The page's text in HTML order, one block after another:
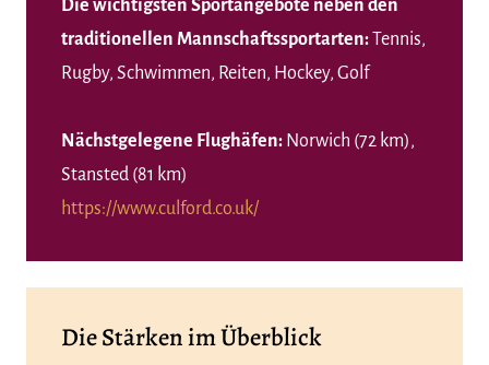
Die wichtigsten Sportangebote neben den
traditionellen Mannschaftssportarten:Tennis,
Rugby, Schwimmen, Reiten, Hockey, Golf
Nächstgelegene Flughäfen: Norwich (72 km),
Stansted (81 km)
https://www.culford.co.uk/
Die Stärken im Überblick